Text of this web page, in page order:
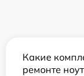
Какие
ремонте